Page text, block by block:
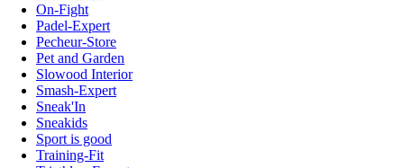
On-Fight
Padel-Expert
Pecheur-Store
Pet and Garden
Slowood Interior
Smash-Expert
Sneak'In
Sneakids
Sport is good
Training-Fit